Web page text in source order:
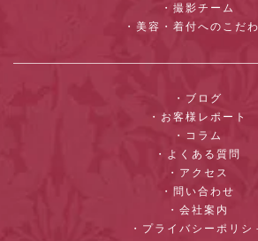
・撮影チーム
・美容・着付へのこだわ
・ブログ
・お客様レポート
・コラム
・よくある質問
・アクセス
・問い合わせ
・会社案内
・プライバシーポリシ